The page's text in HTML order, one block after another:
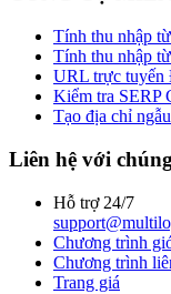
Tính thu nhập
Tính thu nhập
URL trực tuyến
Kiểm tra SERP
Tạo địa chỉ
Liên hệ với
Hỗ trợ 24/7
Chương trình
Chương trình
Trang giá